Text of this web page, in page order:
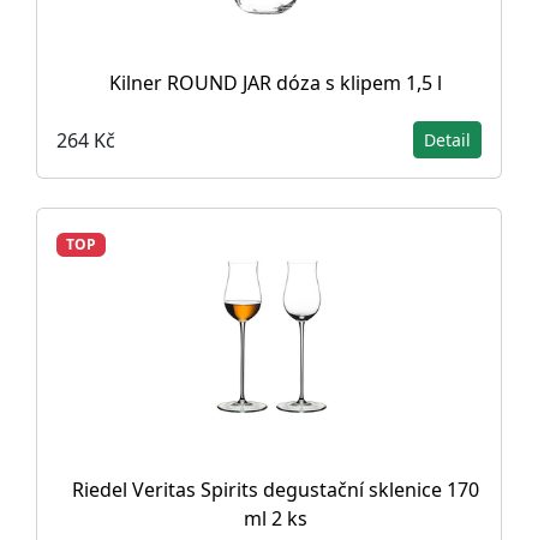
Kilner ROUND JAR dóza s klipem 1,5 l
264 Kč Detail
TOP
Riedel Veritas Spirits degustační sklenice 170
ml 2 ks